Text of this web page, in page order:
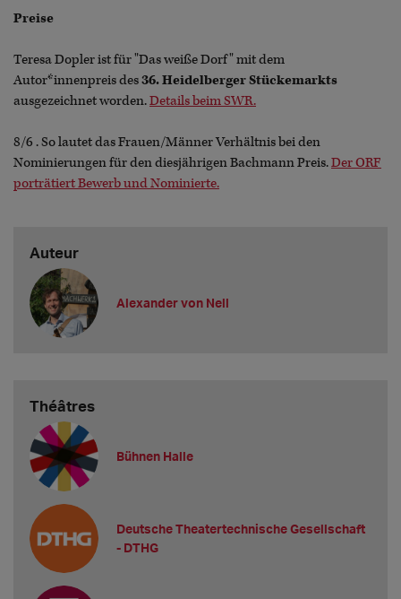
Preise
Teresa Dopler ist für "Das weiße Dorf" mit dem
Autor*innenpreis des36. Heidelberger Stückemarkts
ausgezeichnet worden.Details beim SWR.
8/6 . So lautet das Frauen/Männer Verhältnis bei den
Nominierungen für den diesjährigen Bachmann Preis.Der ORF
porträtiert Bewerb und Nominierte.
Auteur
Alexander von Nell
Théâtres
Bühnen Halle
Deutsche Theatertechnische Gesellschaft
- DTHG